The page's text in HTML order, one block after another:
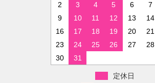
2
3 4 5 6 7
9
10 11 12 13 14
16
17 18 19 20 21
23
24 25 26 27 28
30
31
定休日